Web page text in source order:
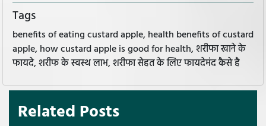
Tags
benefits of eating custard apple, health benefits of custard
apple, how custard apple is good for health, शरीफा खाने के
फायदे, शरीफ के स्वस्थ लाभ, शरीफा सेहत के लिए फायदेमंद कैसे है
Related Posts